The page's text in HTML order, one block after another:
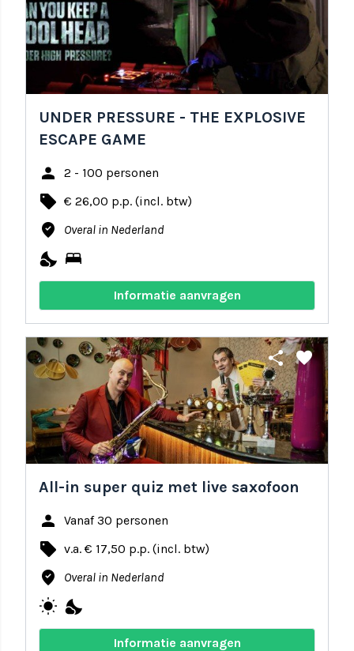
UNDER PRESSURE - THE EXPLOSIVE
ESCAPE GAME
person 2 - 100 personen
local_offer € 26,00 p.p. (incl. btw)
where_to_vote Overal in Nederland
nights_stay bed
Informatie aanvragen
share favorite
All-in super quiz met live saxofoon
person Vanaf 30 personen
local_offer v.a. € 17,50 p.p. (incl. btw)
where_to_vote Overal in Nederland
wb_sunny nights_stay
Informatie aanvragen